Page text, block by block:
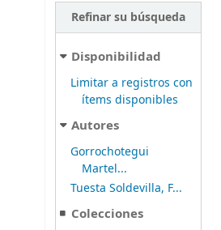
Refinar su búsqueda
Disponibilidad
Limitar a registros con
ítems disponibles
Autores
Gorrochotegui
Martel...
Tuesta Soldevilla, F...
Colecciones